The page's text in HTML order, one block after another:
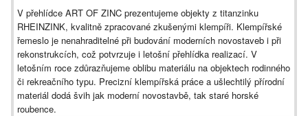
V přehlídce ART OF ZINC prezentujeme objekty z titanzinku
RHEINZINK, kvalitně zpracované zkušenými klempíři. Klempířské
řemeslo je nenahraditelné při budování moderních novostaveb i při
rekonstrukcích, což potvrzuje i letošní přehlídka realizací. V
letošním roce zdůrazňujeme oblibu materiálu na objektech rodinného
či rekreačního typu. Precizní klempířská práce a ušlechtilý přírodní
materiál dodá švih jak moderní novostavbě, tak staré horské
roubence.